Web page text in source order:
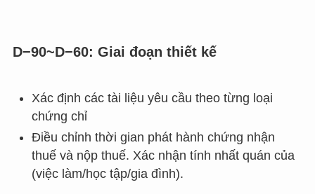
D−90~D−60: Giai đoạn thiết kế
Xác định các tài liệu yêu cầu theo từng loại
chứng chỉ
Điều chỉnh thời gian phát hành chứng nhận
thuế và nộp thuế. Xác nhận tính nhất quán của
(việc làm/học tập/gia đình).